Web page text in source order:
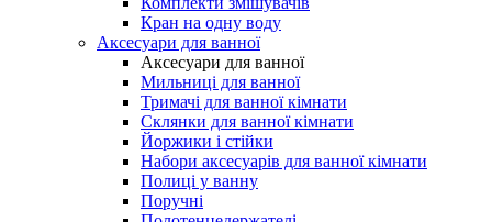
Кран на одну воду
Аксесуари для ванної
Аксесуари для ванної
Мильниці для ванної
Тримачі для ванної кімнати
Склянки для ванної кімнати
Йоржики і стійки
Набори аксесуарів для ванної кімнати
Полиці у ванну
Поручні